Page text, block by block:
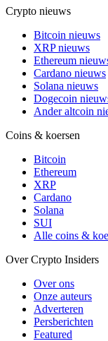
Crypto nieuws
Bitcoin nieuws
XRP nieuws
Ethereum
Cardano nieuws
Solana nieuws
Dogecoin
Ander altcoin
Coins & koersen
Bitcoin
Ethereum
XRP
Cardano
Solana
SUI
Alle coins &
Over Crypto Insiders
Over ons
Onze auteurs
Adverteren
Persberichten
Featured